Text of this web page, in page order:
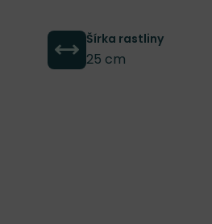
Šírka rastliny
25 cm